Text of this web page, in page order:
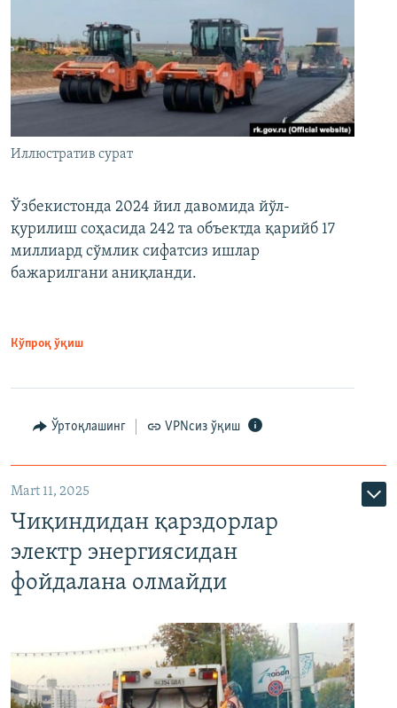
Иллюстратив сурат
Ўзбекистонда 2024 йил давомида йўл-
қурилиш соҳасида 242 та объектда қарийб 17
миллиард сўмлик сифатсиз ишлар
бажарилгани аниқланди.
Кўпроқ ўқиш
Ўртоқлашинг VPNсиз ўқиш
Mart 11, 2025
Чиқиндидан қарздорлар
электр энергиясидан
фойдалана олмайди